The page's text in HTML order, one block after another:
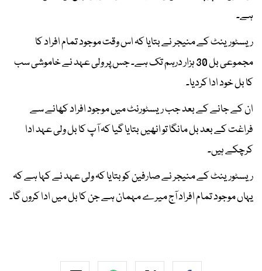
ہے۔
ریسٹورینٹ کے منیجر نے بتایا کہ اس وقت موجود تمام افراد کا
مجموعی بل 30 ہزار درہم تک ہے۔ جس پر ولی عہد نے خاموشی سب
کا بل خود ادا کردیا۔
ان کے جانے کے بعد جب ریسٹورنٹ میں موجود افراد کھانے سے
فراغت کے بعد بل مانگا تو انھیں بتایا گیا کہ آپ کا بل ولی عہد ادا
کرچکے ہیں۔
ریسٹورینٹ کے منیجر نے صارفین کو بتایا کہ ولی عہد نے کہا ہے کہ
یہاں موجود تمام افراد آج میرے مہمان ہے جن کا بل میں ادا کروں گا۔